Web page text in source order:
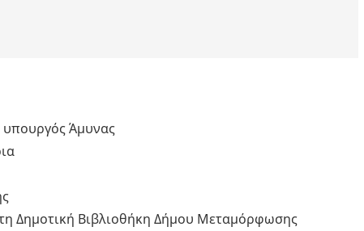
Άμυνας
Δημοτική Βιβλιοθήκη Δήμου Μεταμόρφωσης